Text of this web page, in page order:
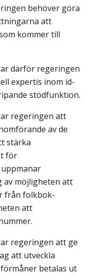
behöver göra
att
kommer till
därför regeringen
expertis inom id-
stödfunktion.
regeringen att
av de
stärka
för
av möjligheten att
från folkbok­
att
regeringen att ge
att utveckla
betalas ut